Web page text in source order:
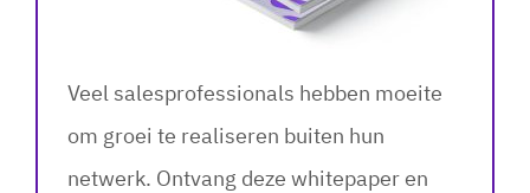
Veel salesprofessionals hebben moeite
om groei te realiseren buiten hun
netwerk. Ontvang deze whitepaper en